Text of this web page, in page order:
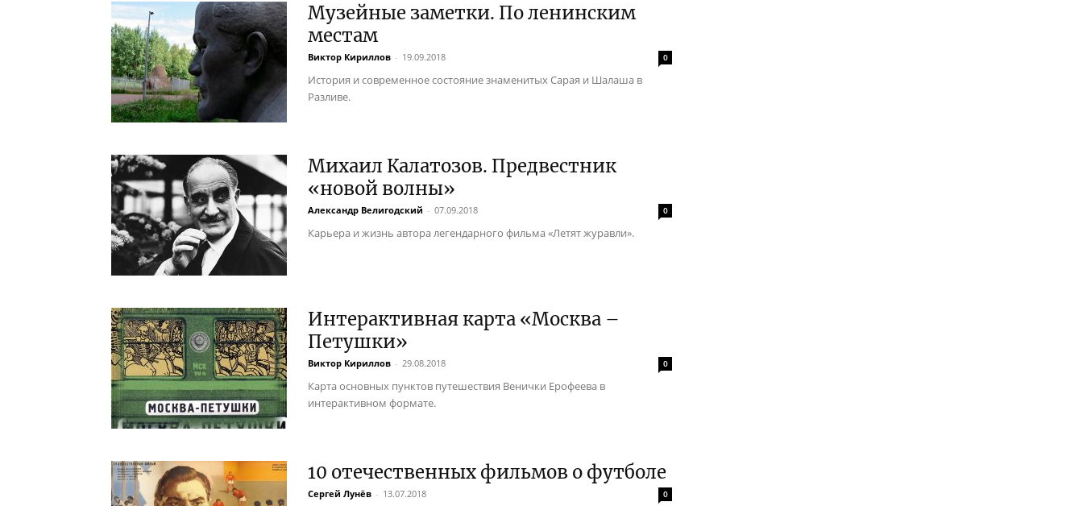
Музейные заметки. По ленинским
местам
Виктор Кириллов - 19.09.2018 0
История и современное состояние знаменитых Сарая и Шалаша в
Разливе.
Михаил Калатозов. Предвестник
«новой волны»
Александр Велигодский - 07.09.2018 0
Карьера и жизнь автора легендарного фильма «Летят журавли».
Интерактивная карта «Москва –
Петушки»
Виктор Кириллов - 29.08.2018 0
Карта основных пунктов путешествия Венички Ерофеева в
интерактивном формате.
10 отечественных фильмов о футболе
Сергей Лунёв - 13.07.2018 0